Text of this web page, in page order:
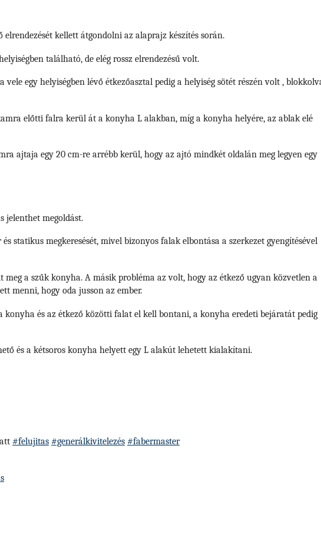
kellett átgondolni az alaprajz készítés során.
található, de elég rossz elrendezésű volt.
egy helyiségben lévő étkezőasztal pedig a helyiség sötét részén volt ,
előtti falra kerül át a konyha L alakban, míg a konyha helyére, az ablak elé
ajtaja egy 20 cm-re arrébb kerül, hogy az ajtó mindkét oldalán meg legyen egy
jelenthet megoldást.
statikus megkeresését, mivel bizonyos falak elbontása a szerkezet gyengítésével
a szűk konyha. A másik probléma az volt, hogy az étkező ugyan közvetlen a
menni, hogy oda jusson az ember.
konyha és az étkező közötti falat el kell bontani, a konyha eredeti bejáratát pedig
és a kétsoros konyha helyett egy L alakút lehetett kialakítani.
#felujitas #generálkivitelezés #fabermaster